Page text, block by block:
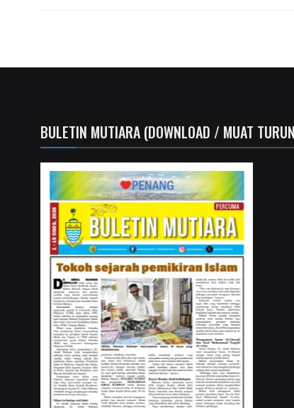
BULETIN MUTIARA (DOWNLOAD / MUAT